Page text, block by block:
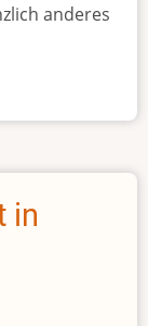
anderes
in